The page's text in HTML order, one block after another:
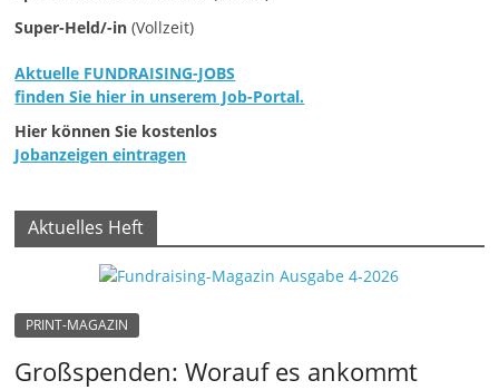
Super-Held/-in (Vollzeit)
Aktuelle FUNDRAISING-JOBS
finden Sie hier in unserem Job-Portal.
Hier können Sie kostenlos
Jobanzeigen eintragen
Aktuelles Heft
PRINT-MAGAZIN
Großspenden: Worauf es ankommt